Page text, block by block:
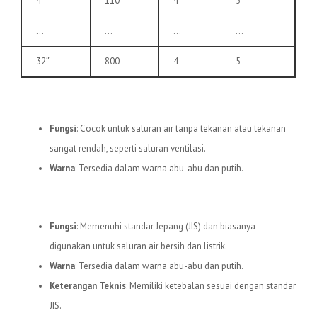
… … … …
32″ 800 4 5
Fungsi: Cocok untuk saluran air tanpa tekanan atau tekanan
sangat rendah, seperti saluran ventilasi.
Warna: Tersedia dalam warna abu-abu dan putih.
Fungsi: Memenuhi standar Jepang (JIS) dan biasanya
digunakan untuk saluran air bersih dan listrik.
Warna: Tersedia dalam warna abu-abu dan putih.
Keterangan Teknis: Memiliki ketebalan sesuai dengan standar
JIS.